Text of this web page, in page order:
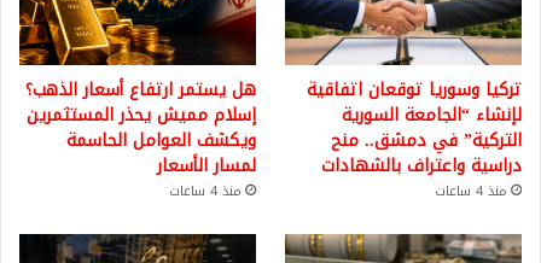
تركيا وسوريا توقعان اتفاقية
لإنشاء “الجامعة السورية
التركية” في دمشق.. منح
دراسية واعتراف بالشهادات
منذ 4 ساعات
هل يستمر ارتفاع أسعار الذهب؟
إسلام مميش يحذر المستثمرين
ويكشف العوامل الحاسمة
لمسار الأسعار
منذ 4 ساعات